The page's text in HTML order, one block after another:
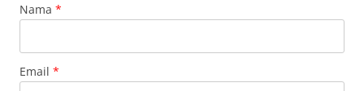
Nama *
Email *